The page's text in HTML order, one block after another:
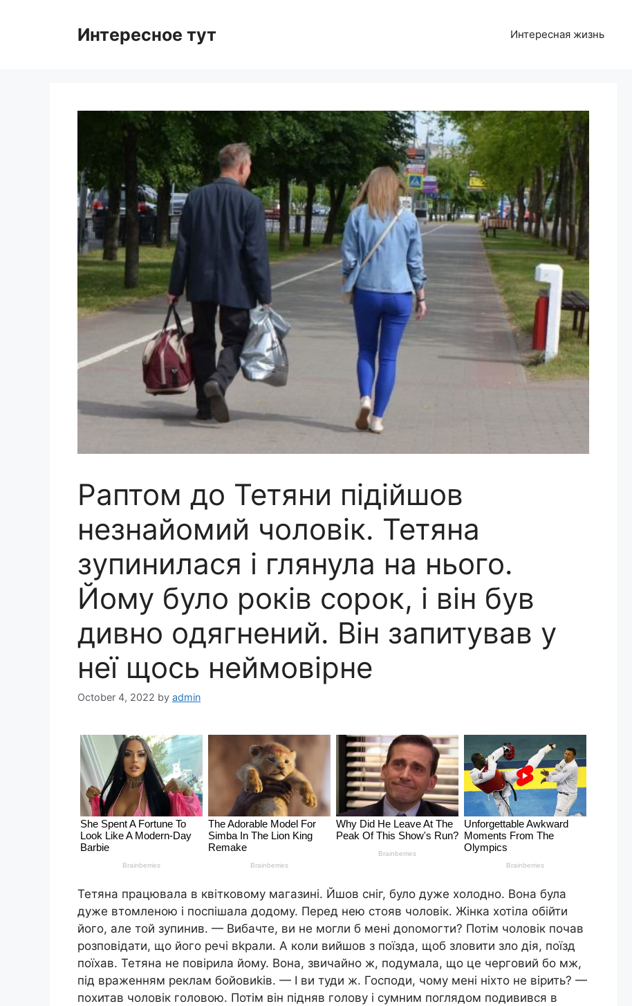
Интересное тут Интересная жизнь
Раптом до Тетяни підійшов
незнайомий чоловік. Тетяна
зупинилася і глянула на нього.
Йому було років сорок, і він був
дивно одягнений. Він запитував у
неї щось неймовірне
October 4, 2022 by admin
Тетяна працювала в квітковому магазині. Йшов сніг, було дуже холодно. Вона була
дуже втомленою і поспішала додому. Перед нею стояв чоловік. Жінка хотіла обійти
його, але той зупинив. — Вибачте, ви не могли б мені доnомогти? Потім чоловік почав
розповідати, що його речі вkрали. А коли вийшов з поїзда, щоб зловити зло дія, поїзд
поїхав. Тетяна не повірила йому. Вона, звичайно ж, подумала, що це черговий бо мж,
під враженням реклам бойовиkів. — І ви туди ж. Господи, чому мені ніхто не вірить? —
похитав чоловік головою. Потім він підняв голову і сумним поглядом подивився в